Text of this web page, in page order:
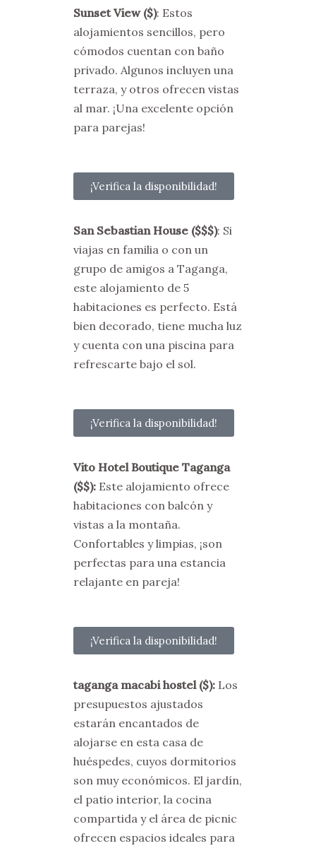
Sunset View ($): Estos
alojamientos sencillos, pero
cómodos cuentan con baño
privado. Algunos incluyen una
terraza, y otros ofrecen vistas
al mar. ¡Una excelente opción
para parejas!
¡Verifica la disponibilidad!
San Sebastian House ($$$): Si
viajas en familia o con un
grupo de amigos a Taganga,
este alojamiento de 5
habitaciones es perfecto. Está
bien decorado, tiene mucha luz
y cuenta con una piscina para
refrescarte bajo el sol.
¡Verifica la disponibilidad!
Vito Hotel Boutique Taganga
($$): Este alojamiento ofrece
habitaciones con balcón y
vistas a la montaña.
Confortables y limpias, ¡son
perfectas para una estancia
relajante en pareja!
¡Verifica la disponibilidad!
taganga macabi hostel ($): Los
presupuestos ajustados
estarán encantados de
alojarse en esta casa de
huéspedes, cuyos dormitorios
son muy económicos. El jardín,
el patio interior, la cocina
compartida y el área de picnic
ofrecen espacios ideales para